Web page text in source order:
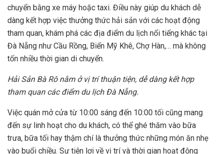
chuyển bằng xe máy hoặc taxi. Điều này giúp du khách dễ
dàng kết hợp việc thưởng thức hải sản với các hoạt động
tham quan, khám phá các địa điểm du lịch nổi tiếng khác tại
Đà Nẵng như Cầu Rồng, Biển Mỹ Khê, Chợ Hàn,… mà không
tốn nhiều thời gian di chuyển.
Hải Sản Bà Rô nằm ở vị trí thuận tiện, dễ dàng kết hợp
tham quan các điểm du lịch Đà Nẵng.
Việc quán mở cửa từ 10:00 sáng đến 10:00 tối cũng mang
đến sự linh hoạt cho du khách, có thể ghé thăm vào bữa
trưa, bữa tối hay thậm chí là thưởng thức những món ăn nhẹ
vào buổi chiều. Sự tiện lợi về vị trí và thời gian hoạt động